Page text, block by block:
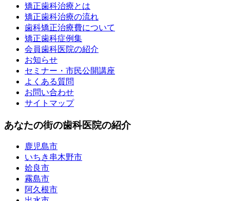
矯正歯科治療とは
矯正歯科治療の流れ
歯科矯正治療費について
矯正歯科症例集
会員歯科医院の紹介
お知らせ
セミナー・市民公開講座
よくある質問
お問い合わせ
サイトマップ
あなたの街の歯科医院の紹介
鹿児島市
いちき串木野市
姶良市
霧島市
阿久根市